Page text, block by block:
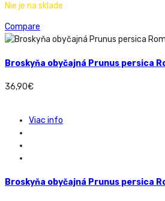
Nie je na sklade
Compare
Broskyňa obyčajná Prunus persica
36,90€
Viac info
Broskyňa obyčajná Prunus persica